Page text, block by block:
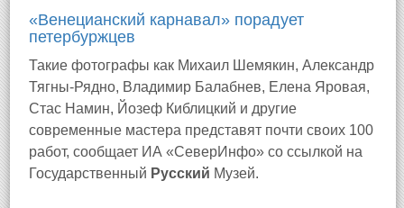
«Венецианский карнавал» порадует
петербуржцев
Такие фотографы как Михаил Шемякин, Александр
Тягны-Рядно, Владимир Балабнев, Елена Яровая,
Стас Намин, Йозеф Киблицкий и другие
современные мастера представят почти своих 100
работ, сообщает ИА «СеверИнфо» со ссылкой на
Государственный Русский Музей.